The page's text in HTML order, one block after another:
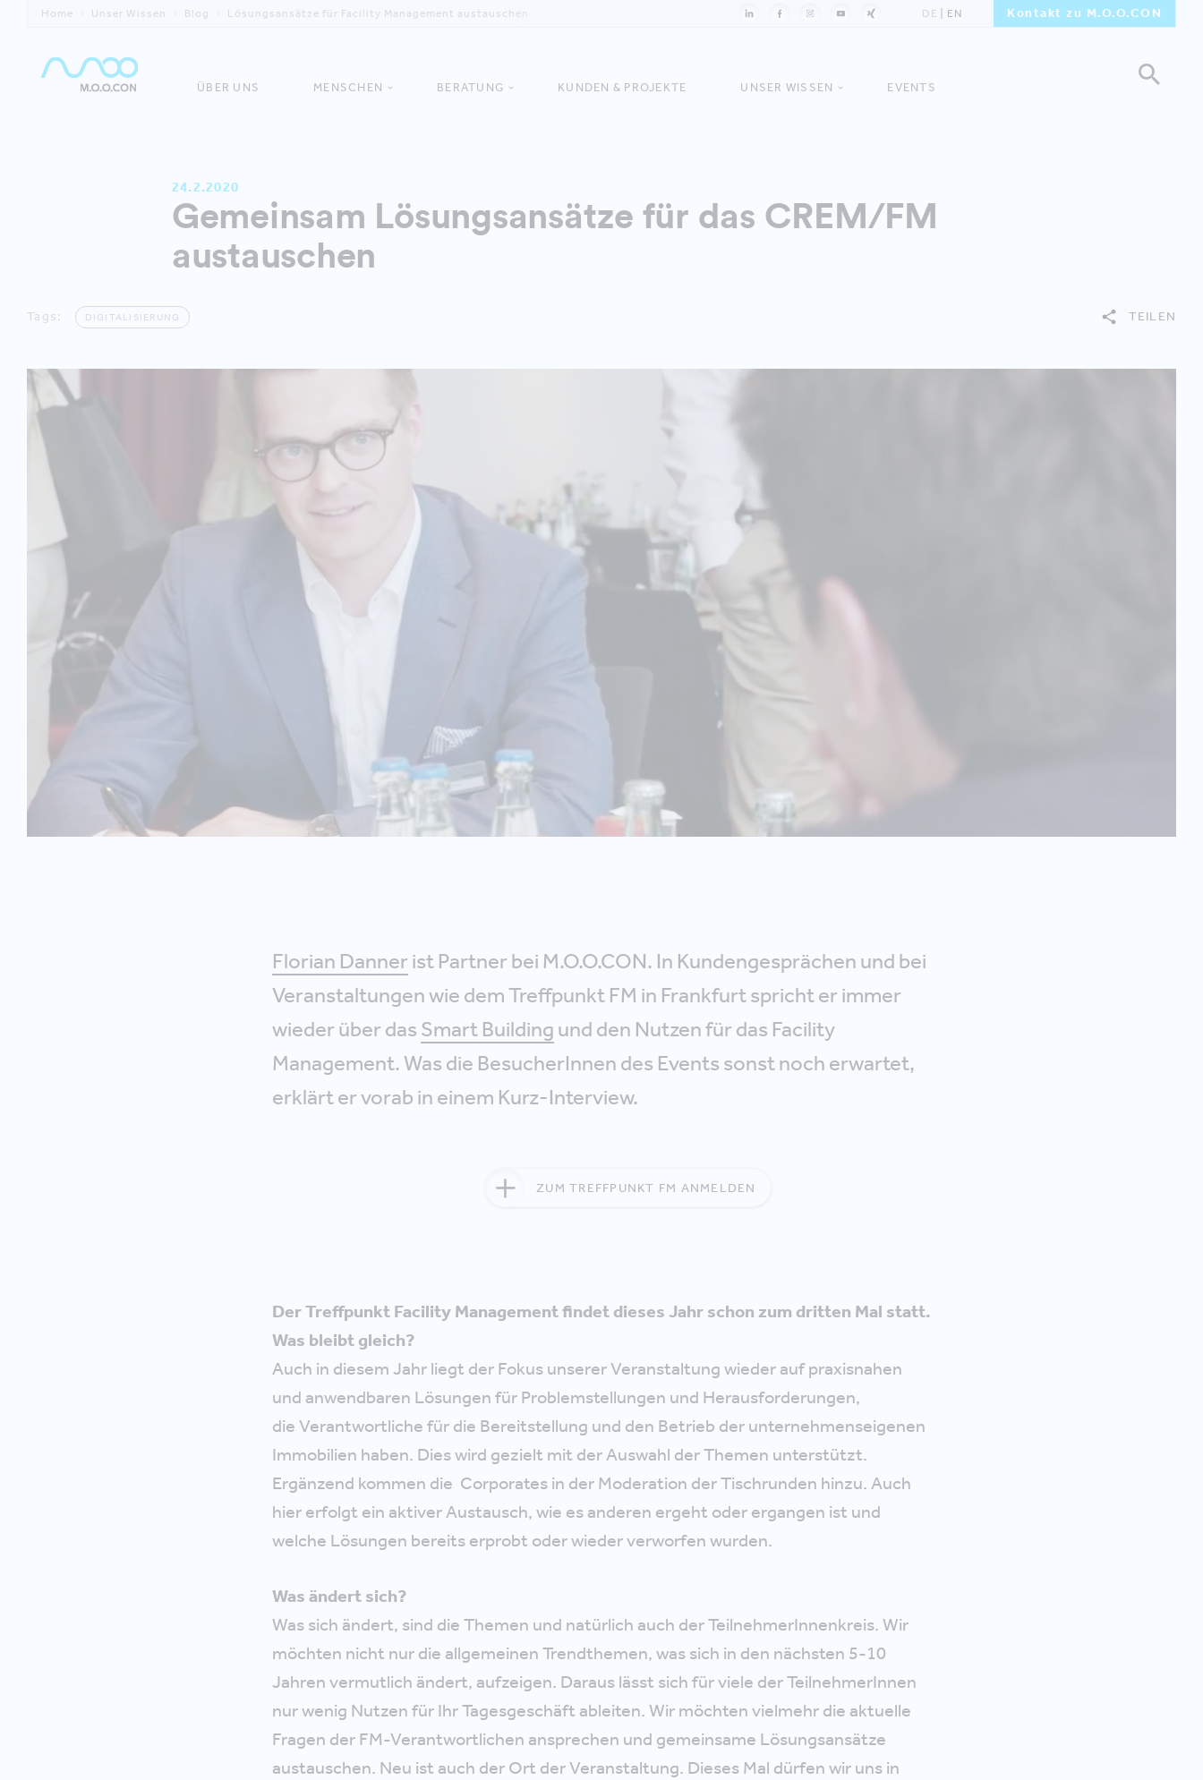
Home Unser Wissen Blog Lösungsansätze für Facility Management austauschen DE EN Kontakt zu M.O.O.CON
ÜBER UNS MENSCHEN BERATUNG KUNDEN & PROJEKTE UNSER WISSEN EVENTS
24.2.2020
Gemeinsam Lösungsansätze für das CREM/FM
austauschen
Tags: DIGITALISIERUNG TEILEN
Florian Danner ist Partner bei M.O.O.CON. In Kundengesprächen und bei
Veranstaltungen wie dem Treffpunkt FM in Frankfurt spricht er immer
wieder über das Smart Building und den Nutzen für das Facility
Management. Was die BesucherInnen des Events sonst noch erwartet,
erklärt er vorab in einem Kurz-Interview.
ZUM TREFFPUNKT FM ANMELDEN
Der Treffpunkt Facility Management findet dieses Jahr schon zum dritten Mal statt.
Was bleibt gleich?
Auch in diesem Jahr liegt der Fokus unserer Veranstaltung wieder auf praxisnahen
und anwendbaren Lösungen für Problemstellungen und Herausforderungen,
die Verantwortliche für die Bereitstellung und den Betrieb der unternehmenseigenen
Immobilien haben. Dies wird gezielt mit der Auswahl der Themen unterstützt.
Ergänzend kommen die Corporates in der Moderation der Tischrunden hinzu. Auch
hier erfolgt ein aktiver Austausch, wie es anderen ergeht oder ergangen ist und
welche Lösungen bereits erprobt oder wieder verworfen wurden.
Was ändert sich?
Was sich ändert, sind die Themen und natürlich auch der TeilnehmerInnenkreis. Wir
möchten nicht nur die allgemeinen Trendthemen, was sich in den nächsten 5-10
Jahren vermutlich ändert, aufzeigen. Daraus lässt sich für viele der TeilnehmerInnen
nur wenig Nutzen für Ihr Tagesgeschäft ableiten. Wir möchten vielmehr die aktuelle
Fragen der FM-Verantwortlichen ansprechen und gemeinsame Lösungsansätze
austauschen. Neu ist auch der Ort der Veranstaltung. Dieses Mal dürfen wir uns in